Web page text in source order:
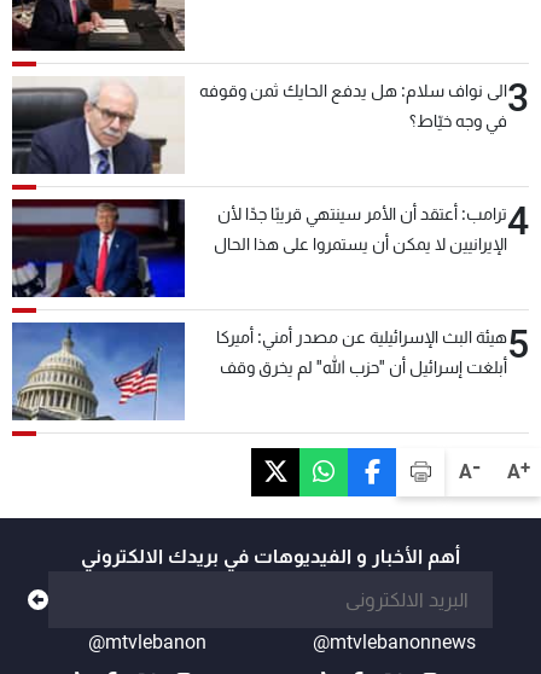
A+
A-
3الى نواف سلام: هل يدفع الحايك ثمن وقوفه
في وجه خيّاط؟
4ترامب: أعتقد أن الأمر سينتهي قريبًا جدًا لأن
الإيرانيين لا يمكن أن يستمروا على هذا الحال
5هيئة البث الإسرائيلية عن مصدر أمني: أميركا
أبلغت إسرائيل أن "حزب الله" لم يخرق وقف
أهم الأخبار و الفيديوهات في بريدك الالكتروني
@mtvlebanonnews
@mtvlebanon